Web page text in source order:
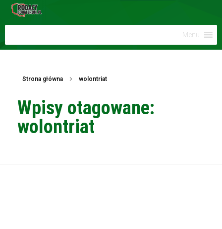
Menu
Strona główna wolontriat
Wpisy otagowane:
wolontriat